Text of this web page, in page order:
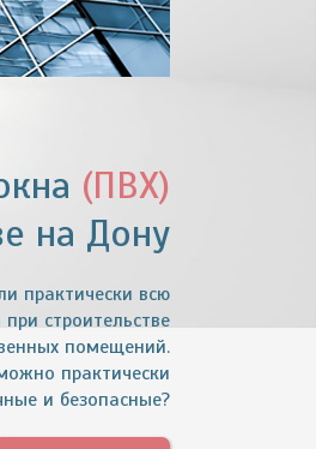
(ПВХ)
на Дону
практически всю
строительстве
помещений.
практически
и безопасные?